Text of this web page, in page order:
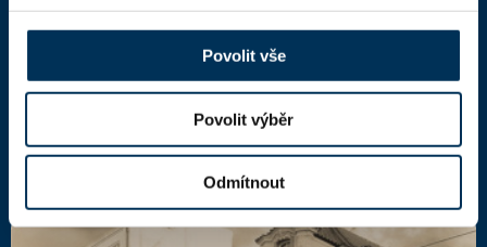
Povolit vše
Povolit výběr
Odmítnout
110 00 Praha 1,mapa
Další kontakty